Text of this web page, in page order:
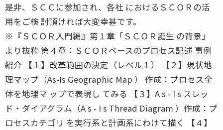
是非、ＳＣＣに参加され、各社 におけるＳＣＯＲの活
用をご検 討頂ければ大変幸甚です。
※『ＳＣＯＲ入門編』第１章「ＳＣＯＲ誕生 の背景」
より抜粋 第４章：ＳＣＯＲベースのプロセス記述 事例
紹介 【１】改革範囲の決定（レベル１） 【２】現状地
理マップ（As-Is Geographic Map ） 作成：プロセス全
体を地理マ ップで表現し てみる 【３】A s - I s スレッ
ド・ダイアグラム（A s - I s Thread Diagram ）作成：プ
ロセスカテゴリ を実行系と計画系にわけて描く 【４】